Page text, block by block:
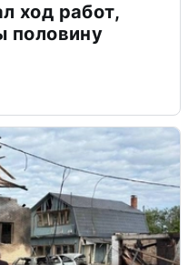
ход работ,
половину